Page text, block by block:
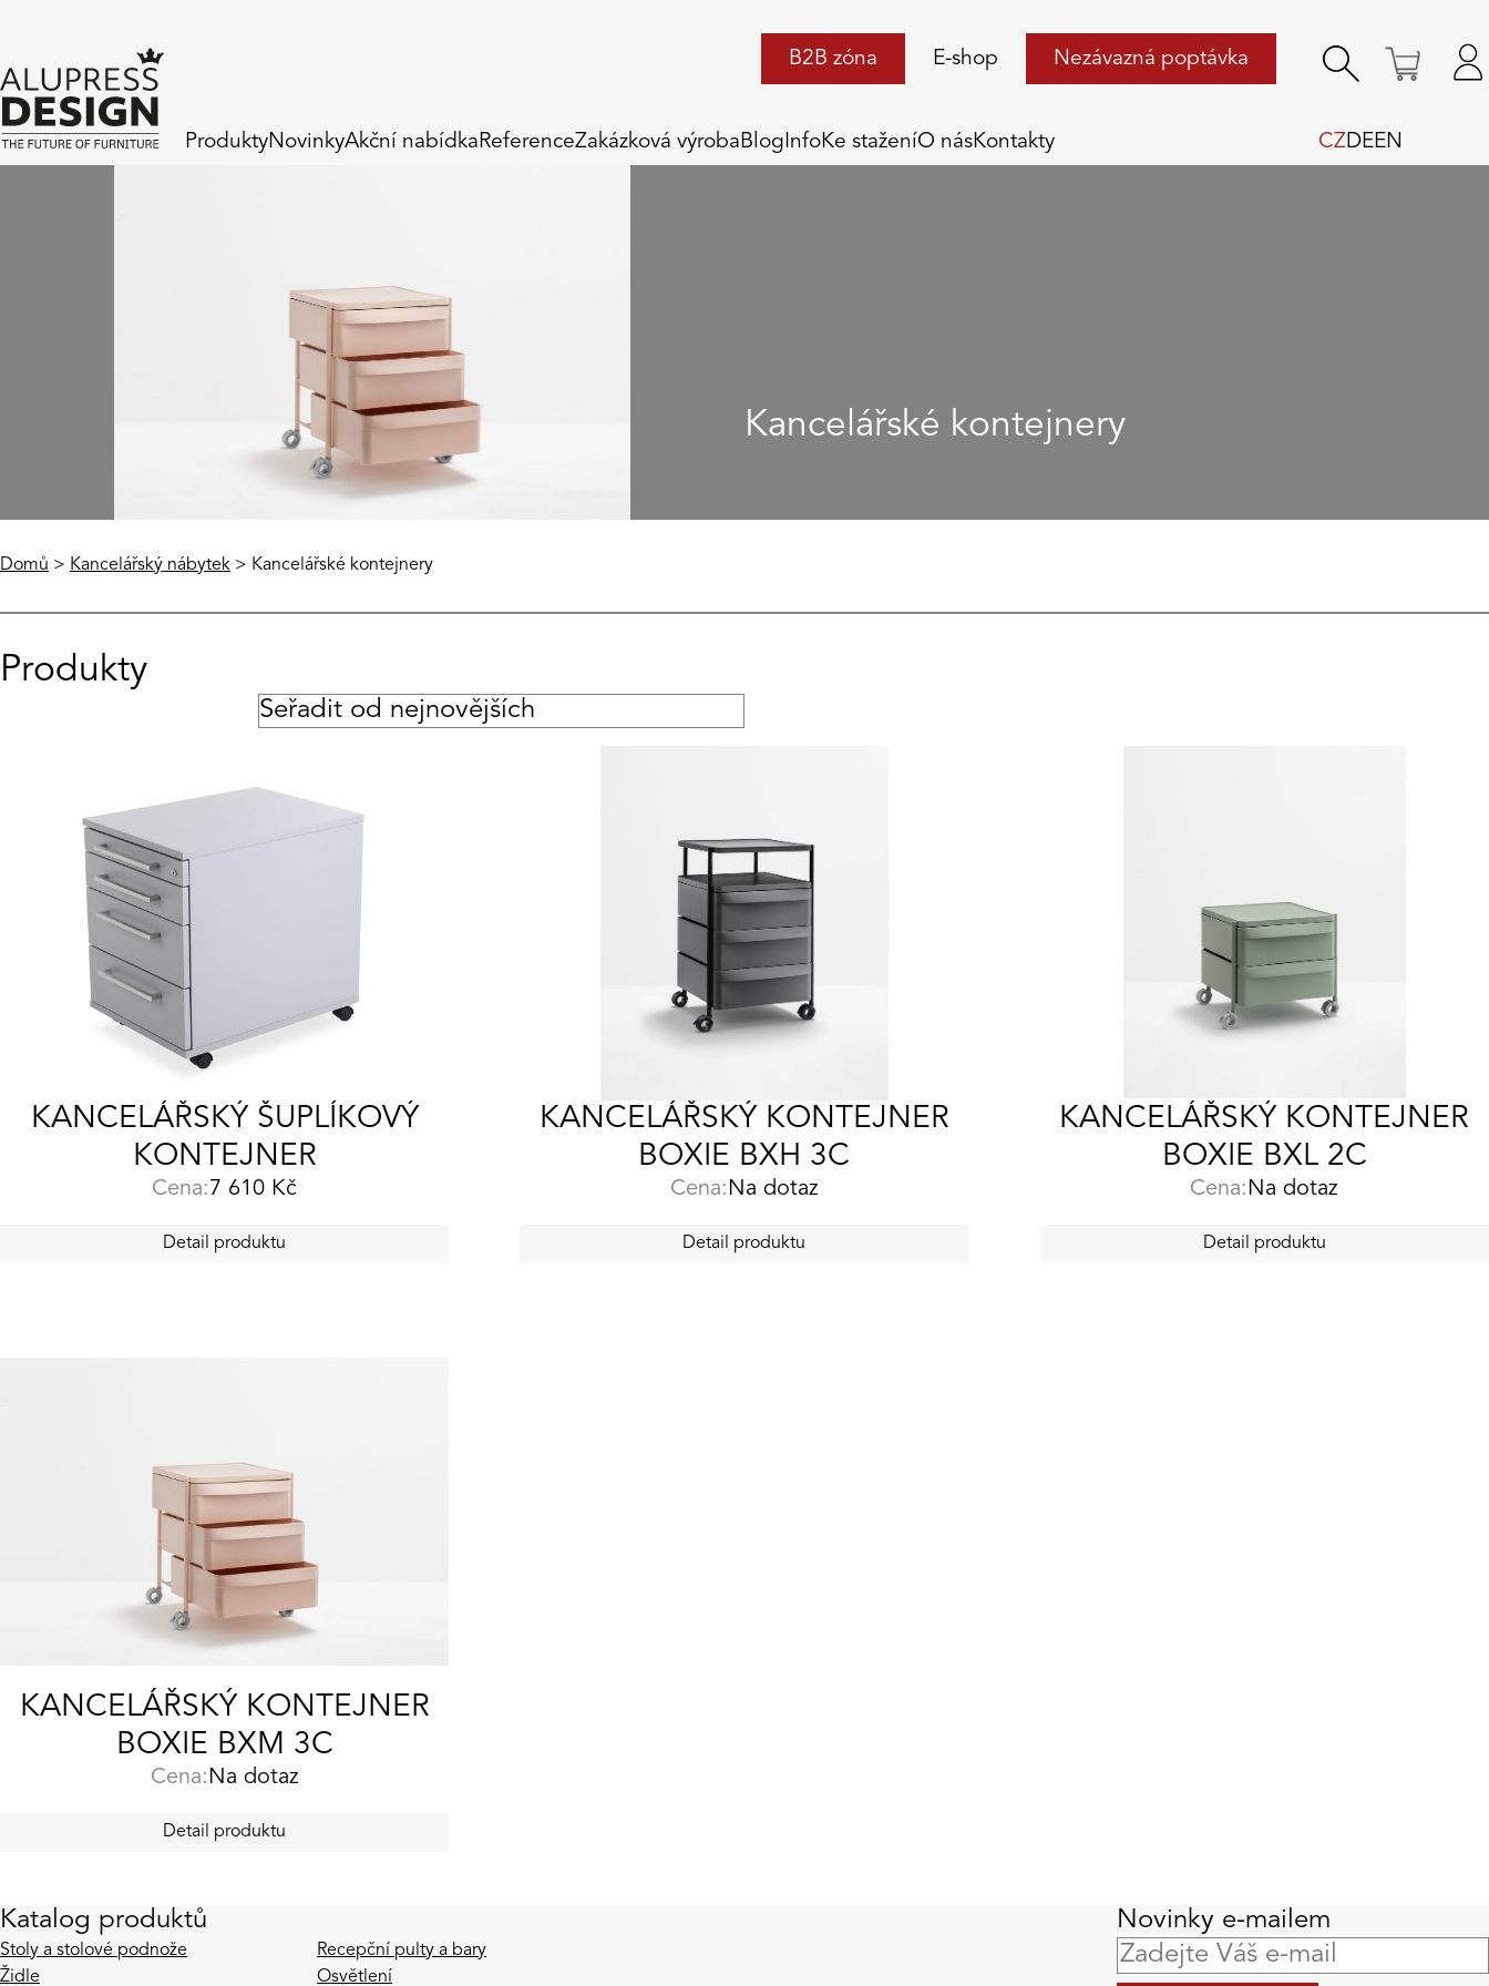
ProduktyNovinkyAkční nabídka ReferenceZakázková výroba Blog InfoKe staženíO násKontakty
B2B zóna E-shop Nezávazná poptávka
CZDEEN
Kancelářské kontejnery
Domů > Kancelářský nábytek > Kancelářské kontejnery
Produkty
KANCELÁŘSKÝ ŠUPLÍKOVÝ
KONTEJNER
Cena: 7 610 Kč
Detail produktu
KANCELÁŘSKÝ KONTEJNER
BOXIE BXH 3C
Cena: Na dotaz
Detail produktu
KANCELÁŘSKÝ KONTEJNER
BOXIE BXL 2C
Cena: Na dotaz
Detail produktu
KANCELÁŘSKÝ KONTEJNER
BOXIE BXM 3C
Cena: Na dotaz
Detail produktu
Katalog produktů
Stoly a stolové podnože
Židle
Recepční pulty a bary
Osvětlení
Novinky e-mailem